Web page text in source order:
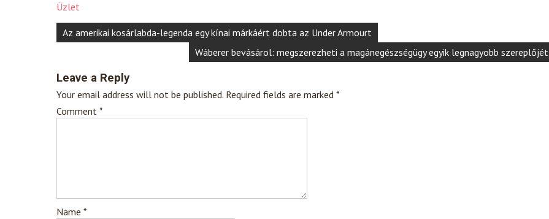
Üzlet
Post
navigation
Az amerikai kosárlabda-legenda egy kínai márkáért dobta az Under Armourt
Wáberer bevásárol: megszerezheti a magánegészségügy egyik legnagyobb szereplőjét
Leave a Reply
Your email address will not be published. Required fields are marked *
Comment *
Name *